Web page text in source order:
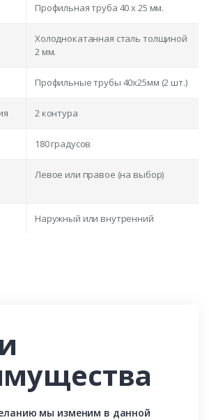
Профильная труба 40 х 25 мм.
Холоднокатанная сталь толщиной
2 мм.
Профильные трубы 40х25мм (2 шт.)
2 контура
180 градусов
Левое или правое (на выбор)
Наружный или внутренний
мы изменим в данной